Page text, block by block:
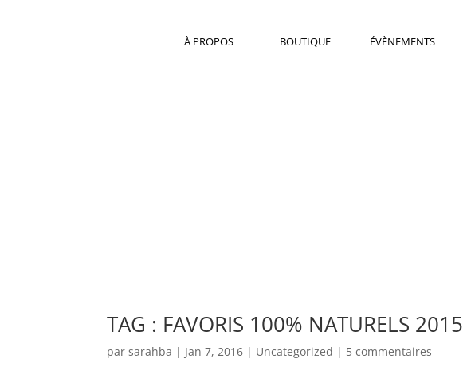
À PROPOS BOUTIQUE ÉVÈNEMENTS
TAG : FAVORIS 100% NATURELS 2015
parsarahba | Jan 7, 2016 | Uncategorized | 5 commentaires